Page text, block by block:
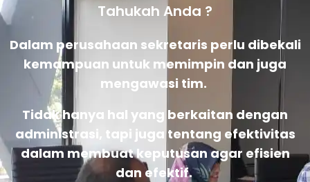
Tahukah Anda ?
Dalam perusahaan sekretaris perlu dibekali
kemampuan untuk memimpin dan juga
mengawasi tim.
Tidak hanya hal yang berkaitan dengan
administrasi, tapi juga tentang efektivitas
dalam membuat keputusan agar efisien
dan efektif.